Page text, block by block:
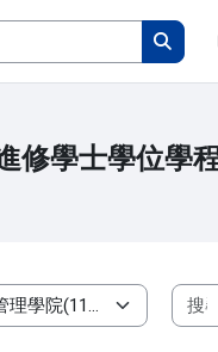
搜尋課程
搜尋課
修學士學位學